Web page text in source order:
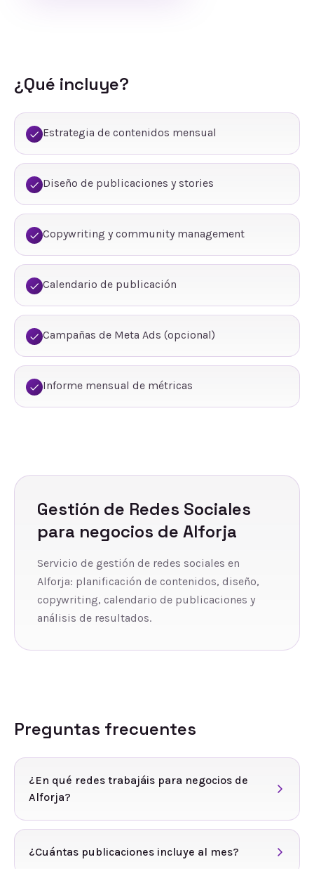
¿Qué incluye?
Estrategia de contenidos mensual
Diseño de publicaciones y stories
Copywriting y community management
Calendario de publicación
Campañas de Meta Ads (opcional)
Informe mensual de métricas
Gestión de Redes Sociales
para negocios de Alforja
Servicio de gestión de redes sociales en
Alforja: planificación de contenidos, diseño,
copywriting, calendario de publicaciones y
análisis de resultados.
Preguntas frecuentes
¿En qué redes trabajáis para negocios de
Alforja?
¿Cuántas publicaciones incluye al mes?